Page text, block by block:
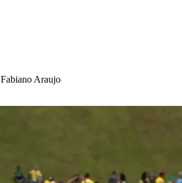
Fabiano Araujo